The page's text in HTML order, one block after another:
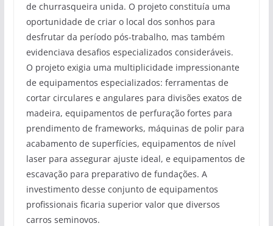
de churrasqueira unida. O projeto constituía uma
oportunidade de criar o local dos sonhos para
desfrutar da período pós-trabalho, mas também
evidenciava desafios especializados consideráveis.
O projeto exigia uma multiplicidade impressionante
de equipamentos especializados: ferramentas de
cortar circulares e angulares para divisões exatos de
madeira, equipamentos de perfuração fortes para
prendimento de frameworks, máquinas de polir para
acabamento de superfícies, equipamentos de nível
laser para assegurar ajuste ideal, e equipamentos de
escavação para preparativo de fundações. A
investimento desse conjunto de equipamentos
profissionais ficaria superior valor que diversos
carros seminovos.